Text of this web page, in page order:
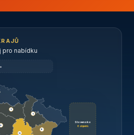
pro nabídku
Slovensko
6 objektů
1
2
11
1
6